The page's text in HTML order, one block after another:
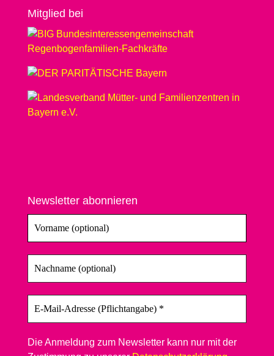
Mit­glied bei
Newsletter abonnieren
Die Anmeldung zum Newsletter kann nur mit der